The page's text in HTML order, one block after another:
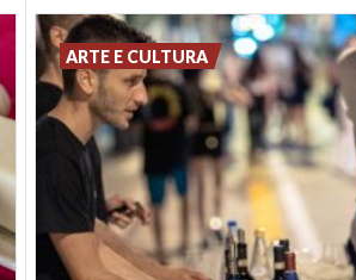
ARTE E CULTURA